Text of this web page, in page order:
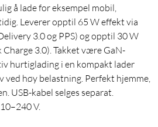
å lade for eksempel mobil,
Leverer opptil 65 W effekt via
3.0 og PPS) og opptil 30 W
3.0). Takket være GaN-
hurtiglading i en kompakt lader
ved høy belastning. Perfekt hjemme,
USB-kabel selges separat.
V.